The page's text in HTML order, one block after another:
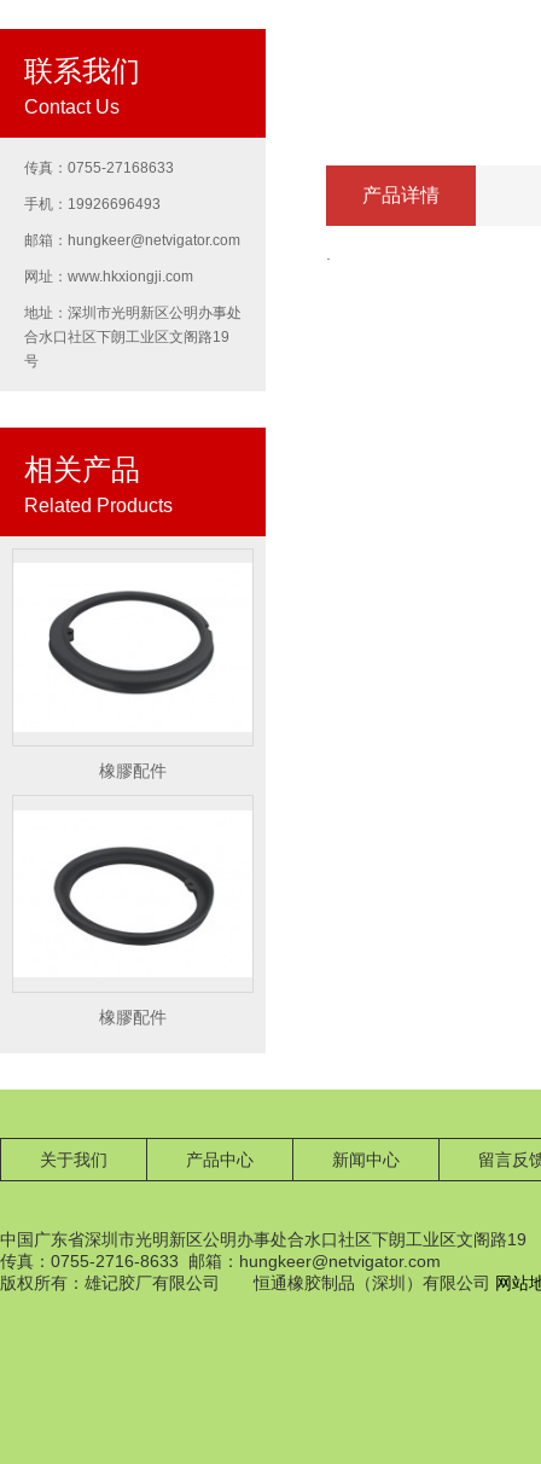
联系我们
Contact Us
传真：0755-27168633
手机：19926696493
邮箱：hungkeer@netvigator.com
网址：www.hkxiongji.com
地址：深圳市光明新区公明办事处
合水口社区下朗工业区文阁路19
号
相关产品
Related Products
橡膠配件
橡膠配件
橡膠配件
产品详情
关于我们 产品中心 新闻中心 留言反
中国广东省深圳市光明新区公明办事处合水口社区下朗工业区文阁路19
传真：0755-2716-8633 邮箱：hungkeer@netvigator.com
版权所有：雄记胶厂有限公司 恒通橡胶制品（深圳）有限公司 网站